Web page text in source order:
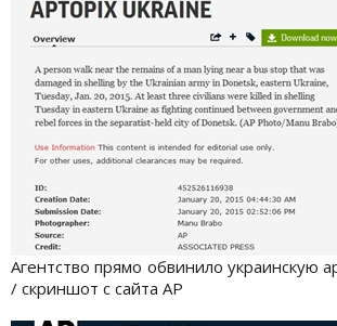
Агентство прямо обвинило украинскую
/ скриншот с сайта АР